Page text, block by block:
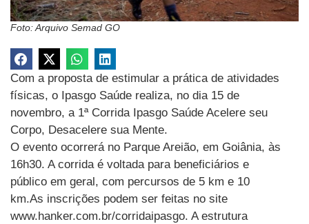
Foto: Arquivo Semad GO
Com a proposta de estimular a prática de atividades
físicas, o Ipasgo Saúde realiza, no dia 15 de
novembro, a 1ª Corrida Ipasgo Saúde Acelere seu
Corpo, Desacelere sua Mente.
O evento ocorrerá no Parque Areião, em Goiânia, às
16h30. A corrida é voltada para beneficiários e
público em geral, com percursos de 5 km e 10
km.As inscrições podem ser feitas no site
www.hanker.com.br/corridaipasgo. A estrutura